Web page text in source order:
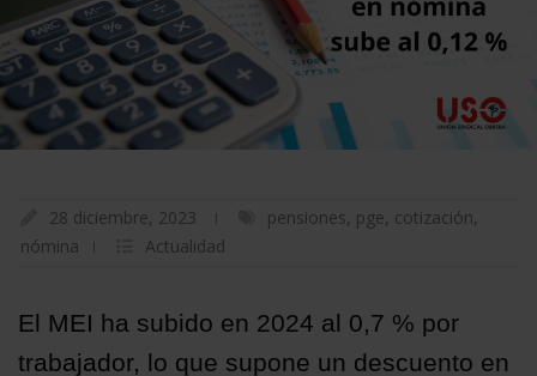
28 diciembre, 2023 pensiones, pge, cotización,
nómina
Actualidad
El MEI ha subido en 2024 al 0,7 % por
trabajador, lo que supone un descuento en